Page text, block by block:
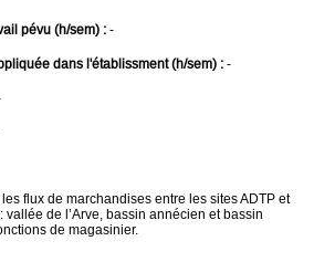
pévu (h/sem) : -
dans l'établissment (h/sem) : -
flux de marchandises entre les sites ADTP et
de l’Arve, bassin annécien et bassin
de magasinier.